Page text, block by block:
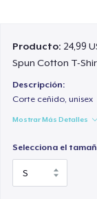
Producto: 24,99
Spun Cotton T-
Descripción:
Corte ceñido, unisex
Mostrar Más Detalles
Selecciona el